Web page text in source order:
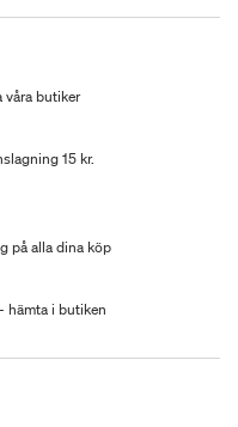
våra butiker
15 kr.
på alla dina köp
hämta i butiken